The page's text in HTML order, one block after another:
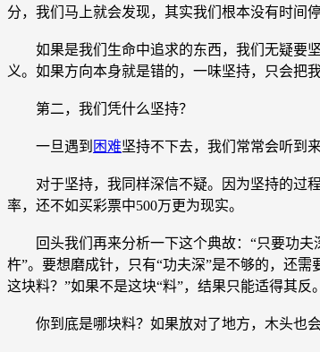
分，我们马上就会发现，其实我们根本没有时间
如果是我们生命中追求的东西，我们无疑要坚
义。如果方向本身就是错的，一味坚持，只会把
第二，我们凭什么坚持？
一旦遇到 困难坚持不下去，我们常常会听到
对于坚持，我同样深信不疑。因为坚持的过程
率，还不如买彩票中500万更为现实。
回头我们再来分析一下这个典故：“只要功夫深
杵”。要想磨成针，只有“功夫深”是不够的，还
这块料？”如果不是这块“料”，结果只能适得其反。
你到底是哪块料？如果放对了地方，木头也会